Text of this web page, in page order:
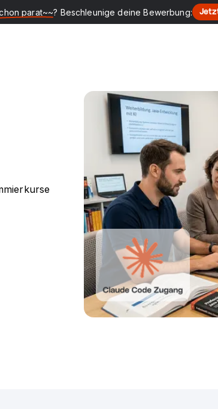
parat~~? Beschleunige deine Bewerbung: